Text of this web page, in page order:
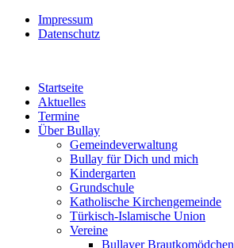
Impressum
Datenschutz
Startseite
Aktuelles
Termine
Über Bullay
Gemeindeverwaltung
Bullay für Dich und mich
Kindergarten
Grundschule
Katholische Kirchengemeinde
Türkisch-Islamische Union
Vereine
Bullayer Brautkomödchen